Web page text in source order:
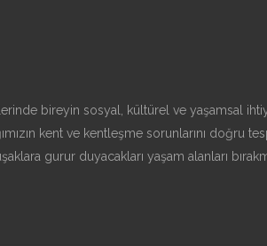
bireyin sosyal, kültürel ve yaşamsal
kent ve kentleşme sorunlarını doğru
gurur duyacakları yaşam alanları